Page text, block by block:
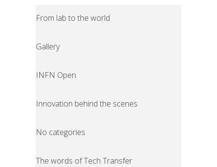
From lab to the world
Gallery
INFN Open
Innovation behind the scenes
No categories
The words of Tech Transfer